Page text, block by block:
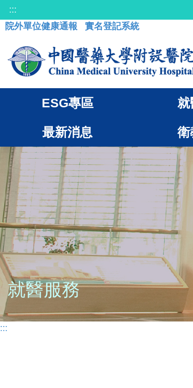
:::
院外單位健康通報
實名登記系統
ESG專區
最新消息 衛
就醫服務
:::